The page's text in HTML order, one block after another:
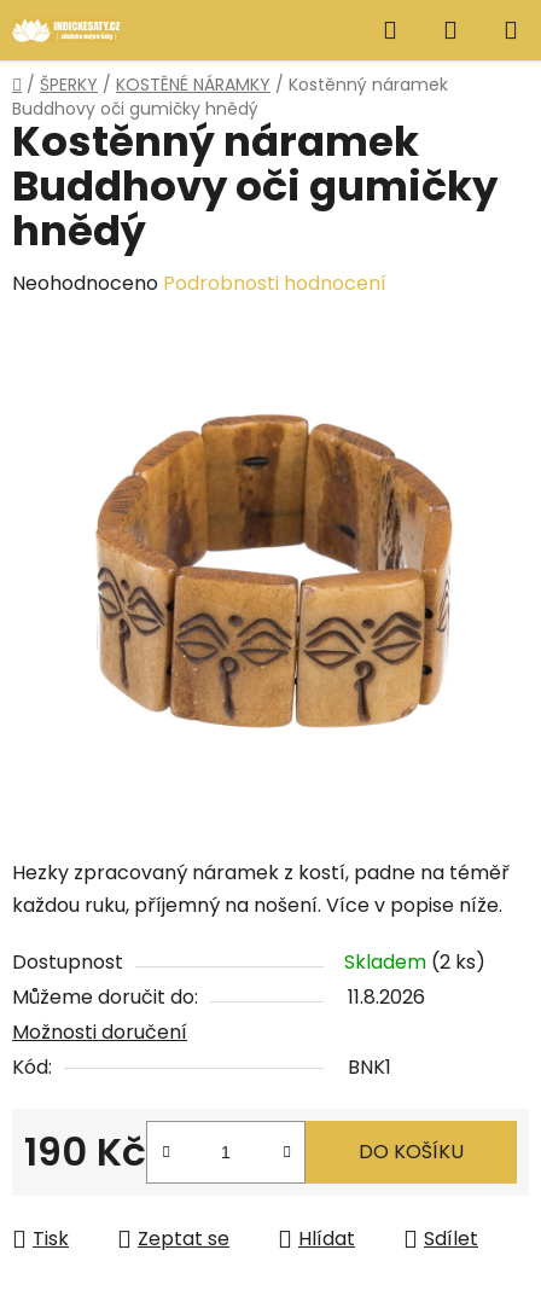
na
obsah
Hledat
KOŠÍK
Domů
/ ŠPERKY / KOSTĚNÉ NÁRAMKY / Kostěnný náramek
Buddhovy oči gumičky hnědý
Hezky zpracovaný náramek z kostí, padne na téměř
každou ruku, příjemný na nošení. Více v popise níže.
Dostupnost Skladem (2 ks)
Můžeme doručit do:
11.8.2026
Možnosti doručení
Kód:
BNK1
190 Kč DO KOŠÍKU
Tisk Zeptat se Hlídat Sdílet
Kostěnný náramek
Buddhovy oči gumičky
hnědý
Průměrné
hvězdiček.
Neohodnoceno Podrobnosti hodnocení